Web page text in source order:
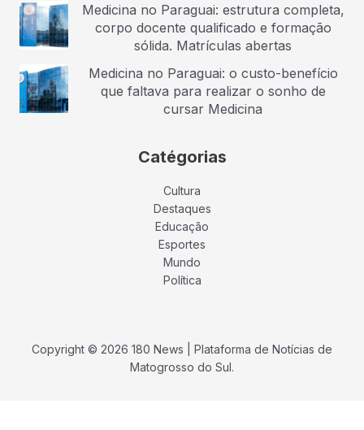
Medicina no Paraguai: estrutura completa,
corpo docente qualificado e formação
sólida. Matrículas abertas
Medicina no Paraguai: o custo-benefício
que faltava para realizar o sonho de
cursar Medicina
Catégorias
Cultura
Destaques
Educação
Esportes
Mundo
Política
Copyright © 2026 180 News | Plataforma de Notícias de
Matogrosso do Sul.